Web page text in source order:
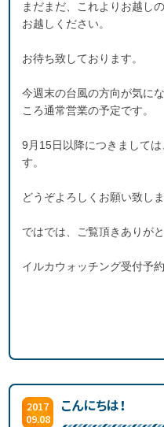
まだまだ、これよりお越し
お越しください。
お待ち致しております。
今週末の台風の方向が気に
ころ通常営業の予定です。
9月15日以降につきまして
す。
どうぞよろしくお願い致しま
ではでは、ご覧頂きありが
イルカウォッチング受付予
2017
09.08
こんにちは！